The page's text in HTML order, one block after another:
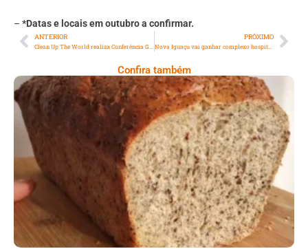
– *Datas e locais em outubro a confirmar.
ANTERIOR PRÓXIMO
Nova Iguaçu vai ganhar complexo hospitalar da rede pública estadual
Confira também
Comer Bem: Pão Low Carb